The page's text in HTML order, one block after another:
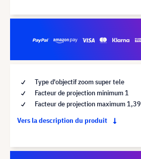
Type d'objectif zoom super tele
Facteur de projection minimum 1
Facteur de projection maximum 1,39
Vers la description du produit